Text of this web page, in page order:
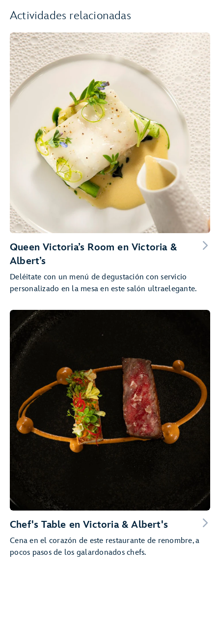
Actividades relacionadas
Queen Victoria’s Room en Victoria &
Albert’s
Deléitate con un menú de degustación con servicio
personalizado en la mesa en este salón ultraelegante.
Chef's Table en Victoria & Albert's
Cena en el corazón de este restaurante de renombre, a
pocos pasos de los galardonados chefs.